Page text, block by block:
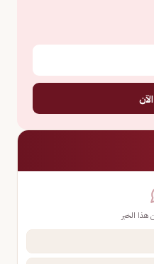
هذا الخبر